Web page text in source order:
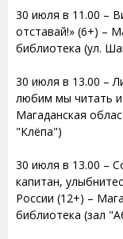
30 июля в 11.00 –
отставай!» (6+) –
библиотека (ул.
30 июля в 13.00 –
любим мы читать и
Магаданская
"Клёпа")
30 июля в 13.00 –
капитан,
России (12+) –
библиотека (зал